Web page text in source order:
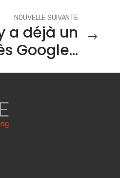
NOUVELLE SUIVANTE
a déjà un
Google…